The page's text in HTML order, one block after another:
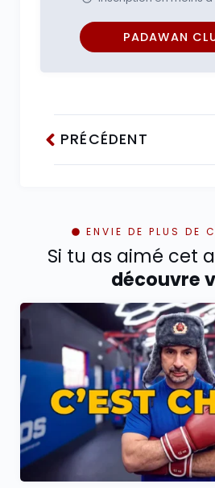
PADAWAN
PRÉCÉDENT
ENVIE DE PLUS DE
Si tu as aimé cet
découvre